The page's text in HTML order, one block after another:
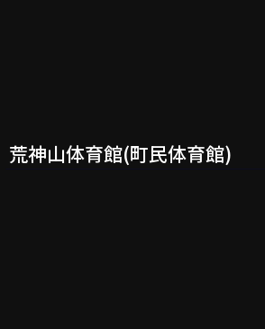
荒神山体育館(町民体育館)